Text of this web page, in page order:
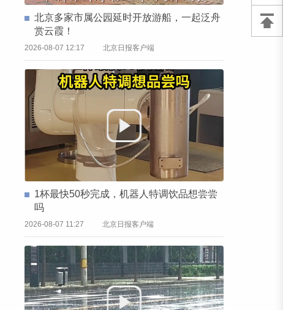
北京多家市属公园延时开放游船，一起泛舟
赏云霞！
2026-08-07 12:17 北京日报客户端
1杯最快50秒完成，机器人特调饮品想尝尝
吗
2026-08-07 11:27 北京日报客户端